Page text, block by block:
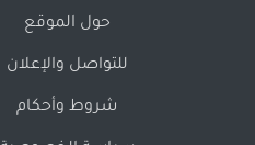
حول الموقع
للتواصل والإعلان
شروط وأحكام